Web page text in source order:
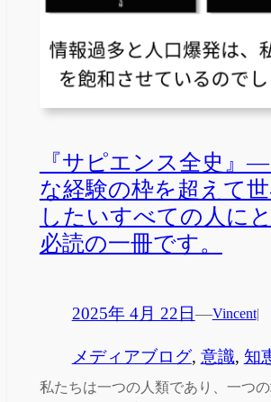
『サピエンス全史』
な経験の枠を超えて
したいすべての人にと
必読の一冊です。
2025年 4月 22日—Vincent|
メディアブログ, 意識, 知
私たちは一つの人類であり、一つ